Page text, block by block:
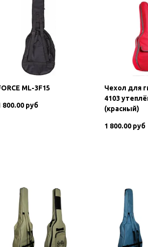
ML-3F15
800.00 руб
Чехол для
4103
(красный)
1 800.00 руб